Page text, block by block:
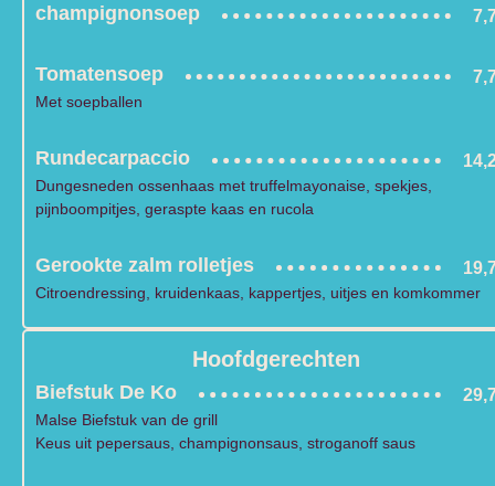
champignonsoep
Tomatensoep
Met soepballen
Rundecarpaccio
Dungesneden ossenhaas met truffelmayonaise, spekjes,
pijnboompitjes, geraspte kaas en rucola
Gerookte zalm rolletjes
Citroendressing, kruidenkaas, kappertjes, uitjes en komkommer
Hoofdgerechten
Biefstuk De Ko
Malse Biefstuk van de grill
Keus uit pepersaus, champignonsaus, stroganoff saus